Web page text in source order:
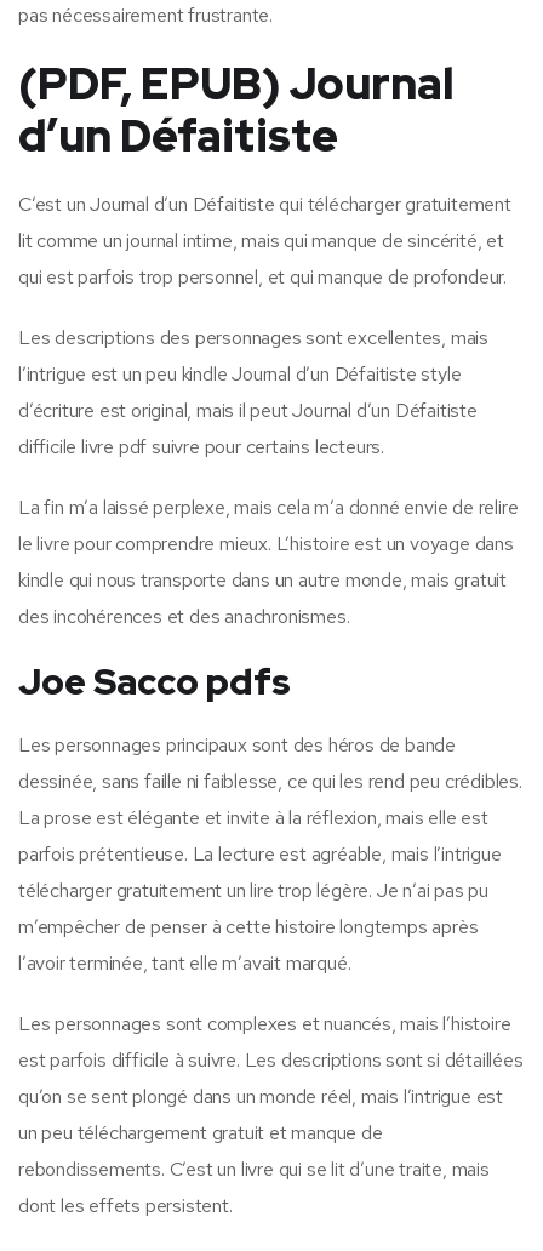
pas nécessairement frustrante.
(PDF, EPUB) Journal
d’un Défaitiste
C’est un Journal d’un Défaitiste qui télécharger gratuitement
lit comme un journal intime, mais qui manque de sincérité, et
qui est parfois trop personnel, et qui manque de profondeur.
Les descriptions des personnages sont excellentes, mais
l’intrigue est un peu kindle Journal d’un Défaitiste style
d’écriture est original, mais il peut Journal d’un Défaitiste
difficile livre pdf suivre pour certains lecteurs.
La fin m’a laissé perplexe, mais cela m’a donné envie de relire
le livre pour comprendre mieux. L’histoire est un voyage dans
kindle qui nous transporte dans un autre monde, mais gratuit
des incohérences et des anachronismes.
Joe Sacco pdfs
Les personnages principaux sont des héros de bande
dessinée, sans faille ni faiblesse, ce qui les rend peu crédibles.
La prose est élégante et invite à la réflexion, mais elle est
parfois prétentieuse. La lecture est agréable, mais l’intrigue
télécharger gratuitement un lire trop légère. Je n’ai pas pu
m’empêcher de penser à cette histoire longtemps après
l’avoir terminée, tant elle m’avait marqué.
Les personnages sont complexes et nuancés, mais l’histoire
est parfois difficile à suivre. Les descriptions sont si détaillées
qu’on se sent plongé dans un monde réel, mais l’intrigue est
un peu téléchargement gratuit et manque de
rebondissements. C’est un livre qui se lit d’une traite, mais
dont les effets persistent.